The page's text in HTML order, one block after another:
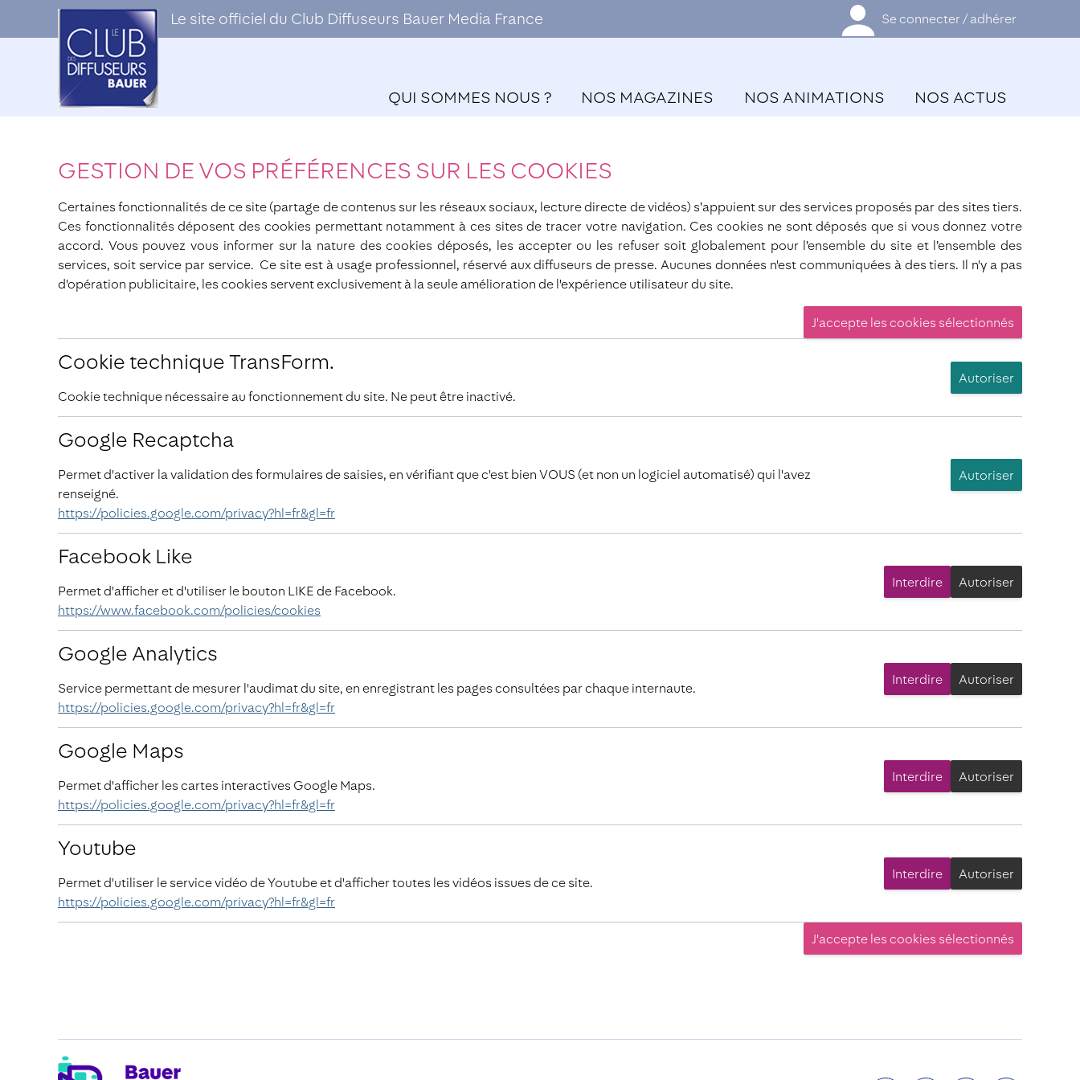
Le site officiel du Club Diffuseurs Bauer Media France Se connecter / adhérer
QUI SOMMES NOUS ? NOS MAGAZINES NOS ANIMATIONS NOS ACTUS
GESTION DE VOS PRÉFÉRENCES SUR LES COOKIES
Certaines fonctionnalités de ce site (partage de contenus sur les réseaux sociaux, lecture directe de vidéos) s’appuient sur des services proposés par des sites tiers.
Ces fonctionnalités déposent des cookies permettant notamment à ces sites de tracer votre navigation. Ces cookies ne sont déposés que si vous donnez votre
accord. Vous pouvez vous informer sur la nature des cookies déposés, les accepter ou les refuser soit globalement pour l’ensemble du site et l’ensemble des
services, soit service par service. Ce site est à usage professionnel, réservé aux diffuseurs de presse. Aucunes données n'est communiquées à des tiers. Il n'y a pas
d'opération publicitaire, les cookies servent exclusivement à la seule amélioration de l'expérience utilisateur du site.
Cookie technique TransForm.
Cookie technique nécessaire au fonctionnement du site. Ne peut être inactivé.
Autoriser
Google Recaptcha
Permet d'activer la validation des formulaires de saisies, en vérifiant que c'est bien VOUS (et non un logiciel automatisé) qui l'avez
renseigné.
https://policies.google.com/privacy?hl=fr&gl=fr
Autoriser
Facebook Like
Permet d'afficher et d'utiliser le bouton LIKE de Facebook.
https://www.facebook.com/policies/cookies
Interdire Autoriser
Google Analytics
Service permettant de mesurer l'audimat du site, en enregistrant les pages consultées par chaque internaute.
https://policies.google.com/privacy?hl=fr&gl=fr
Interdire Autoriser
Google Maps
Permet d'afficher les cartes interactives Google Maps.
https://policies.google.com/privacy?hl=fr&gl=fr
Interdire Autoriser
Youtube
Permet d'utiliser le service vidéo de Youtube et d'afficher toutes les vidéos issues de ce site.
https://policies.google.com/privacy?hl=fr&gl=fr
Interdire Autoriser